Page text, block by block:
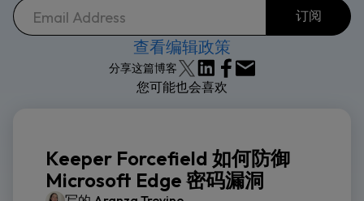
查看编辑政策
分享这篇博客
您可能也会喜欢
Keeper Forcefield 如何防御
Microsoft Edge 密码漏洞